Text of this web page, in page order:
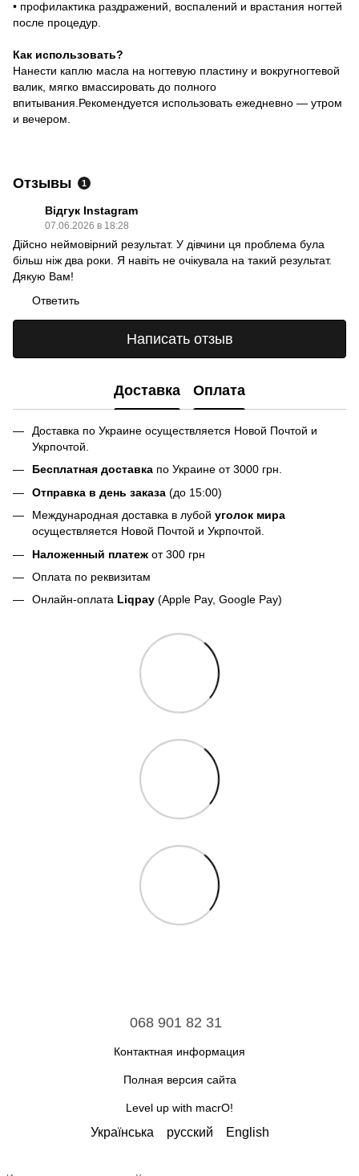
• профилактика раздражений, воспалений и врастания ногтей
после процедур.
Как использовать?
Нанести каплю масла на ногтевую пластину и вокругногтевой
валик, мягко вмассировать до полного
впитывания.Рекомендуется использовать ежедневно — утром
и вечером.
Отзывы 1
Відгук Instagram
07.06.2026 в 18:28
Дійсно неймовірний результат. У дівчини ця проблема була
більш ніж два роки. Я навіть не очікувала на такий результат.
Дякую Вам!
Ответить
Написать отзыв
Доставка Оплата
Доставка по Украине осуществляется Новой Почтой и
Укрпочтой.
Бесплатная доставка по Украине от 3000 грн.
Отправка в день заказа (до 15:00)
Международная доставка в лубой уголок мира
осуществляется Новой Почтой и Укрпочтой.
Наложенный платеж от 300 грн
Оплата по реквизитам
Онлайн-оплата Liqpay (Apple Pay, Google Pay)
068 901 82 31
Контактная информация
Полная версия сайта
Level up with macrO!
Українська русский English